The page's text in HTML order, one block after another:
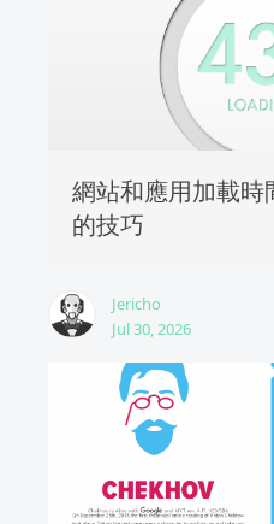
網站和應用加載時
的技巧
Jericho
Jul 30, 2026